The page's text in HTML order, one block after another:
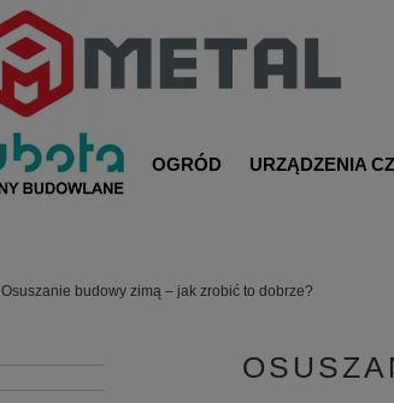
OGRÓD URZĄDZENIA
Osuszanie budowy zimą – jak zrobić to dobrze?